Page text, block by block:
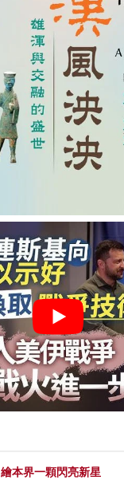
繪本界一顆閃亮新星